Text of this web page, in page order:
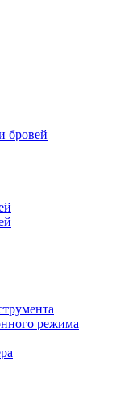
бровей
режима